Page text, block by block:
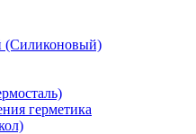
(Силиконовый)
герметика